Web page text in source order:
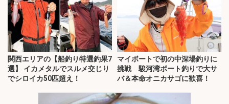
関西エリアの【船釣り特選釣果7
選】 イカメタルでスルメ交じり
でシロイカ50匹超え！
マイボートで初の中深場釣りに
挑戦 駿河湾ボート釣りで大サ
バ＆本命オニカサゴに歓喜！